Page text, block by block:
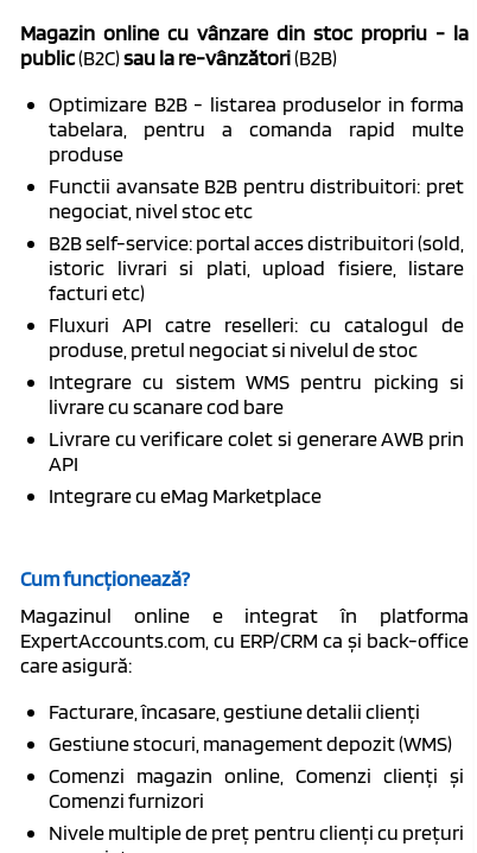
Magazin online cu vânzare din stoc propriu - la
public(B2C)sau la re-vânzători(B2B)
Optimizare B2B - listarea produselor in forma
tabelara, pentru a comanda rapid multe
produse
Functii avansate B2B pentru distribuitori: pret
negociat, nivel stoc etc
B2B self-service: portal acces distribuitori (sold,
istoric livrari si plati, upload fisiere, listare
facturi etc)
Fluxuri API catre reselleri: cu catalogul de
produse, pretul negociat si nivelul de stoc
Integrare cu sistem WMS pentru picking si
livrare cu scanare cod bare
Livrare cu verificare colet si generare AWB prin
API
Integrare cu eMag Marketplace
Cum funcționează?
Magazinul online e integrat în platforma
ExpertAccounts.com, cu ERP/CRM ca și back-office
care asigură:
Facturare, încasare, gestiune detalii clienți
Gestiune stocuri, management depozit (WMS)
Comenzi magazin online, Comenzi clienți și
Comenzi furnizori
Nivele multiple de preț pentru clienți cu prețuri